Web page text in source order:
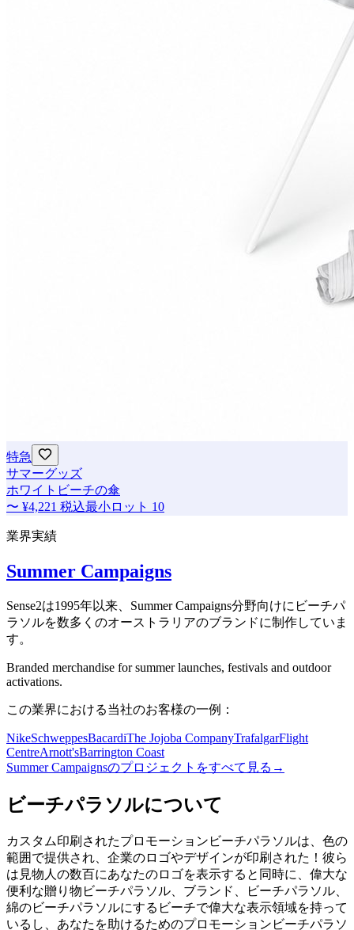
特急
サマーグッズ
ホワイトビーチの傘
〜 ¥4,221 税込最小ロット 10
業界実績
Summer Campaigns
Sense2は1995年以来、Summer Campaigns分野向けにビーチパ
ラソルを数多くのオーストラリアのブランドに制作していま
す。
Branded merchandise for summer launches, festivals and outdoor
activations.
この業界における当社のお客様の一例：
NikeSchweppesBacardiThe Jojoba CompanyTrafalgarFlight
CentreArnott'sBarrington Coast
Summer Campaignsのプロジェクトをすべて見る →
ビーチパラソルについて
カスタム印刷されたプロモーションビーチパラソルは、色の
範囲で提供され、企業のロゴやデザインが印刷された！彼ら
は見物人の数百にあなたのロゴを表示すると同時に、偉大な
便利な贈り物ビーチパラソル、ブランド、ビーチパラソル、
綿のビーチパラソルにするビーチで偉大な表示領域を持って
いるし、あなたを助けるためのプロモーションビーチパラソ